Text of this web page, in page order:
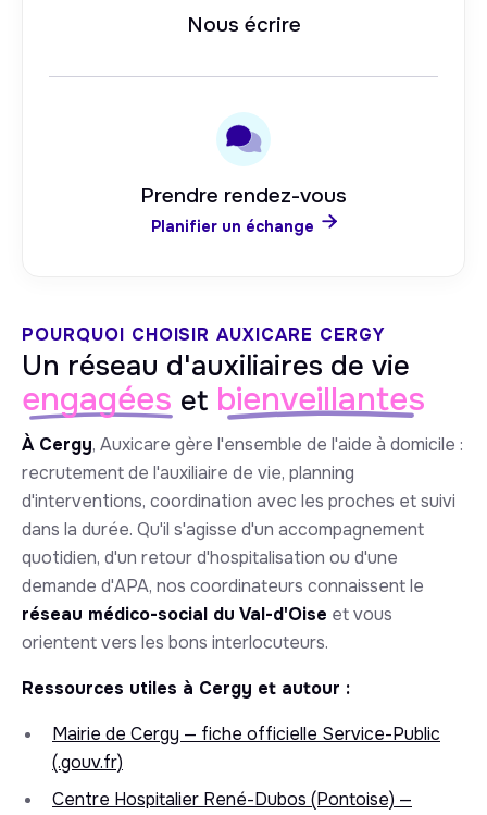
Nous écrire
Prendre rendez-vous
Planifier un échange 
POURQUOI CHOISIR AUXICARE CERGY
Un réseau d'auxiliaires de vie
engagées et bienveillantes
À Cergy, Auxicare gère l'ensemble de l'aide à domicile :
recrutement de l'auxiliaire de vie, planning
d'interventions, coordination avec les proches et suivi
dans la durée. Qu'il s'agisse d'un accompagnement
quotidien, d'un retour d'hospitalisation ou d'une
demande d'APA, nos coordinateurs connaissent le
réseau médico-social du Val-d'Oise et vous
orientent vers les bons interlocuteurs.
Ressources utiles à Cergy et autour :
Mairie de Cergy — fiche officielle Service-Public
(.gouv.fr)
Centre Hospitalier René-Dubos (Pontoise) —